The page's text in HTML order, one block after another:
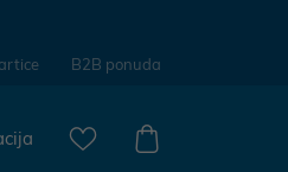
B2B ponuda